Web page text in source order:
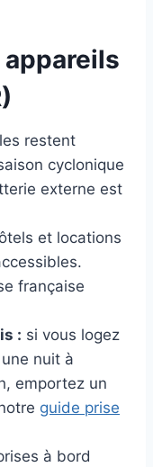
restent
cyclonique
externe est
et locations
française
: si vous logez
nuit à
emportez un
guide prise
à bord